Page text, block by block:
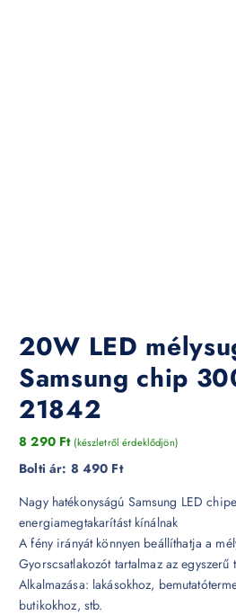
20W LED
Samsung chip
21842
8 290 Ft (készletről érdeklődjön)
Bolti ár: 8 490 Ft
Nagy hatékonyságú Samsung LED
energiamegtakarítást kínálnak
A fény irányát könnyen beállíthatja a
Gyorscsatlakozót tartalmaz az egyszerű
Alkalmazása: lakásokhoz,
butikokhoz, stb.